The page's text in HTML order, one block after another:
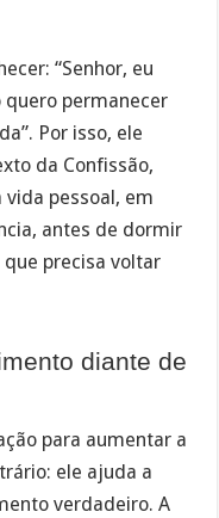
“Senhor, eu
quero permanecer
Por isso, ele
da Confissão,
pessoal, em
antes de dormir
que precisa voltar
diante de
para aumentar a
ele ajuda a
verdadeiro. A